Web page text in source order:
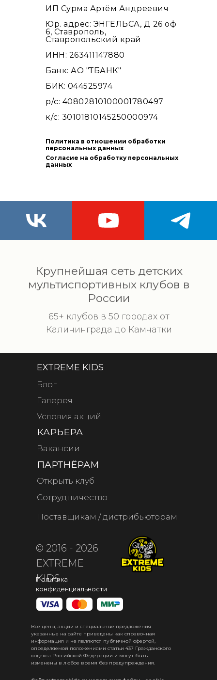
ИП Сурма Артём Андреевич
Юр. адрес: ЭНГЕЛЬСА, Д 26 оф
6, Ставрополь,
Ставропольский край
ИНН: 263411147880
Банк: АО "ТБАНК"
БИК: 044525974
р/с: 40802810100001780497
к/с: 30101810145250000974
Политика в отношении обработки
персональных данных
Согласие на обработку персональных
данных
EXTREME KIDS
КАРЬЕРА
ПАРТНЁРАМ
Крупнейшая сеть детских
мультиспортивных клубов в
России
65+ клубов в 50 городах от
Калининграда до Камчатки
Вакансии
Открыть клуб
© 2016 - 2026
EXTREME
KIDS
Блог
Галерея
Все цены, акции и специальные предложения
указанные на сайте приведены как справочная
информация и не являются публичной офертой,
определяемой положениями статьи 437 Гражданского
кодекса Российской Федерации и могут быть
изменены в любое время без предупреждения.
Политика
конфиденциальности
Условия акций
Сотрудничество
Поставщикам / дистрибьюторам